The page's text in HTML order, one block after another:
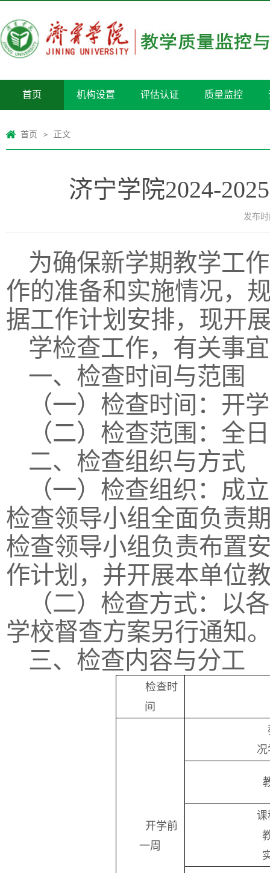
首页 机构设置 评估认证 质量监控
首页 > 正文
济宁学院2024-
发布时
为确保新学期教学工
作的准备和实施情况，
据工作计划安排，现开
学检查工作，有关事
一、检查时间与范围
（一）检查时间：开
（二）检查范围：全
二、检查组织与方式
（一）检查组织：成
检查领导小组全面负责
检查领导小组负责布置
作计划，并开展本单位
（二）检查方式：以
学校督查方案另行通知
三、检查内容与分工
检查时
间
开学前
一周
课